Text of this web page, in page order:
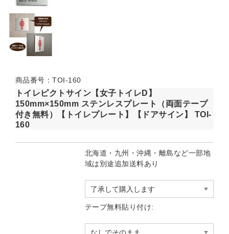
商品番号：TOI-160
トイレピクトサイン【女子トイレD】
150mm×150mm ステンレスプレート（両面テープ
付き無料）【トイレプレート】【ドアサイン】 TOI-
160
北海道・九州・沖縄・離島など一部地
域は別途追加送料あり
テープ無料貼り付け: